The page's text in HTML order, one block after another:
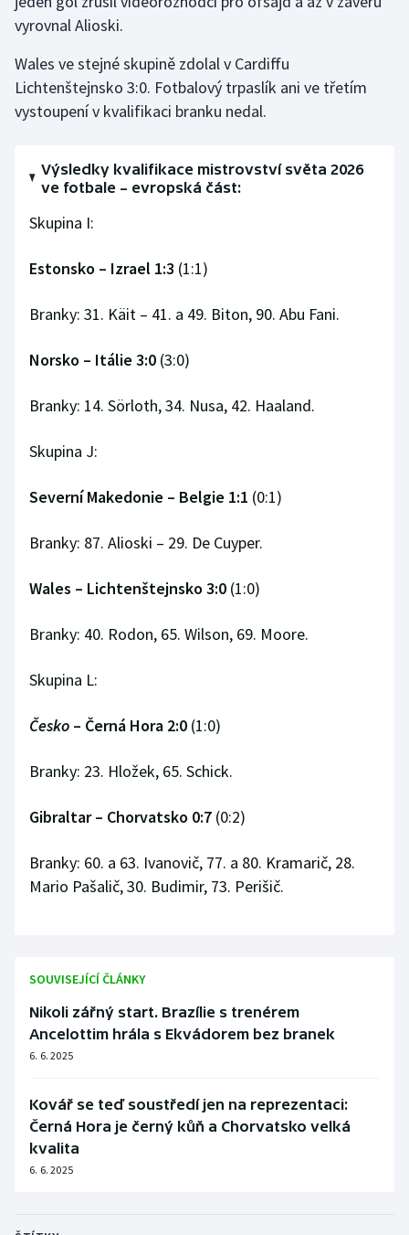
vyrovnal Alioski.
Wales ve stejné skupině zdolal v Cardiffu
Lichtenštejnsko 3:0. Fotbalový trpaslík ani ve třetím
vystoupení v kvalifikaci branku nedal.
Výsledky kvalifikace mistrovství světa 2026
ve fotbale – evropská část:
Skupina I:
Estonsko – Izrael 1:3 (1:1)
Branky: 31. Käit – 41. a 49. Biton, 90. Abu Fani.
Norsko – Itálie 3:0 (3:0)
Branky: 14. Sörloth, 34. Nusa, 42. Haaland.
Skupina J:
Severní Makedonie – Belgie 1:1 (0:1)
Branky: 87. Alioski – 29. De Cuyper.
Wales – Lichtenštejnsko 3:0 (1:0)
Branky: 40. Rodon, 65. Wilson, 69. Moore.
Skupina L:
Česko – Černá Hora 2:0 (1:0)
Branky: 23. Hložek, 65. Schick.
Gibraltar – Chorvatsko 0:7 (0:2)
Branky: 60. a 63. Ivanovič, 77. a 80. Kramarič, 28.
Mario Pašalič, 30. Budimir, 73. Perišič.
SOUVISEJÍCÍ ČLÁNKY
Nikoli zářný start. Brazílie s trenérem
Ancelottim hrála s Ekvádorem bez branek
6. 6. 2025
Kovář se teď soustředí jen na reprezentaci:
Černá Hora je černý kůň a Chorvatsko velká
kvalita
6. 6. 2025